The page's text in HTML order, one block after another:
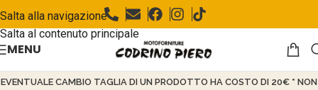
Salta alla navigazione
Salta al contenuto principale
MENU
EVENTUALE CAMBIO TAGLIA DI UN PRODOTTO HA COSTO DI 20€ * NON